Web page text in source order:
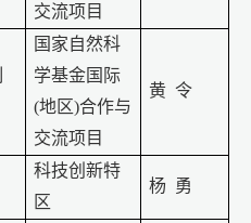
交流项目
国家自然科
学基金国际
(地区)合作与
交流项目
黄 令
科技创新特
区
杨 勇